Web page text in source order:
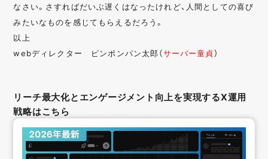
なさい。さすればだいぶ遅くはなったけれど、人間としての喜び
みたいなものを感じてもらえるだろう。
以上
webディレクター ピンポンパン太郎（サーバー童貞）
リーチ最大化とエンゲージメント向上を実現するX運用
戦略はこちら